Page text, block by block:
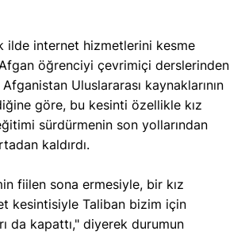
ilde internet hizmetlerini kesme
öğrenciyi çevrimiçi derslerinden
Afganistan Uluslararası kaynaklarının
göre, bu kesinti özellikle kız
sürdürmenin son yollarından
kaldırdı.
fiilen sona ermesiyle, bir kız
kesintisiyle Taliban bizim için
da kapattı," diyerek durumun